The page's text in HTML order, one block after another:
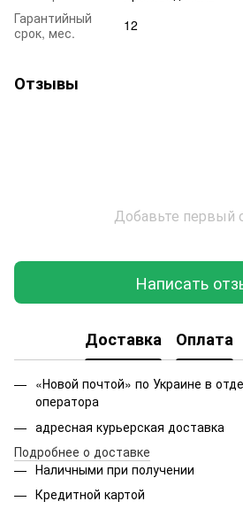
Гарантийный
срок, мес.
12
Отзывы
Добавьте первый
Написать
Доставка Оплата
«Новой почтой» по Украине в
оператора
адресная курьерская доставка
Подробнее о доставке
Наличными при получении
Кредитной картой